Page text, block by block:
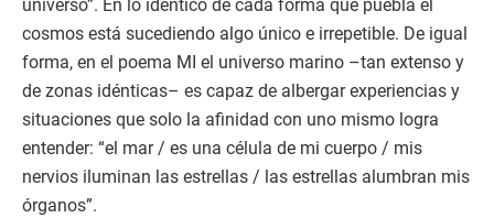
universo”. En lo idéntico de cada forma que puebla el
cosmos está sucediendo algo único e irrepetible. De igual
forma, en el poema MI el universo marino –tan extenso y
de zonas idénticas– es capaz de albergar experiencias y
situaciones que solo la afinidad con uno mismo logra
entender: “el mar / es una célula de mi cuerpo / mis
nervios iluminan las estrellas / las estrellas alumbran mis
órganos”.